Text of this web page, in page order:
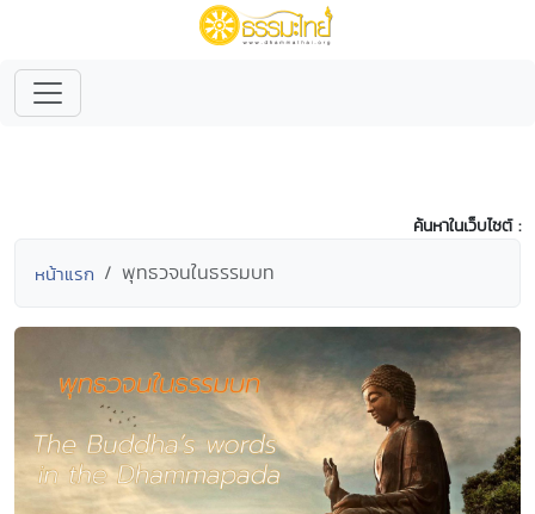
ค้นหาในเว็บไซต์ :
หน้าแรก พุทธวจนในธรรมบท